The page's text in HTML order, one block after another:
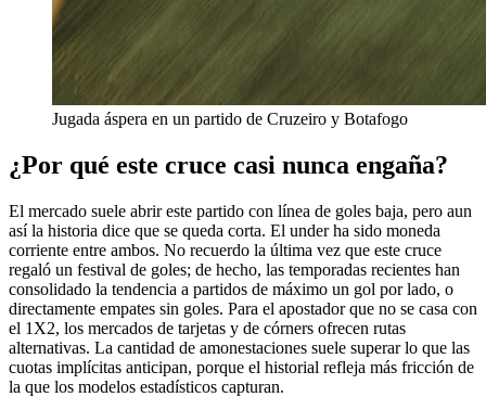
Jugada áspera en un partido de Cruzeiro y Botafogo
¿Por qué este cruce casi nunca engaña?
El mercado suele abrir este partido con línea de goles baja, pero aun
así la historia dice que se queda corta. El under ha sido moneda
corriente entre ambos. No recuerdo la última vez que este cruce
regaló un festival de goles; de hecho, las temporadas recientes han
consolidado la tendencia a partidos de máximo un gol por lado, o
directamente empates sin goles. Para el apostador que no se casa con
el 1X2, los mercados de tarjetas y de córners ofrecen rutas
alternativas. La cantidad de amonestaciones suele superar lo que las
cuotas implícitas anticipan, porque el historial refleja más fricción de
la que los modelos estadísticos capturan.